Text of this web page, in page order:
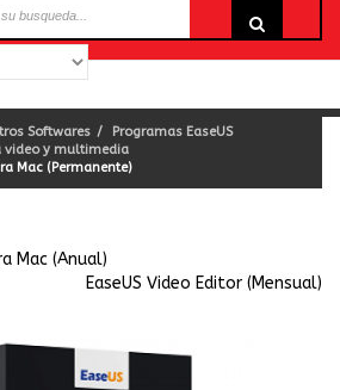
Softwares
Programas EaseUS
video y multimedia
Mac (Permanente)
Mac (Anual)
EaseUS Video Editor (Mensual)